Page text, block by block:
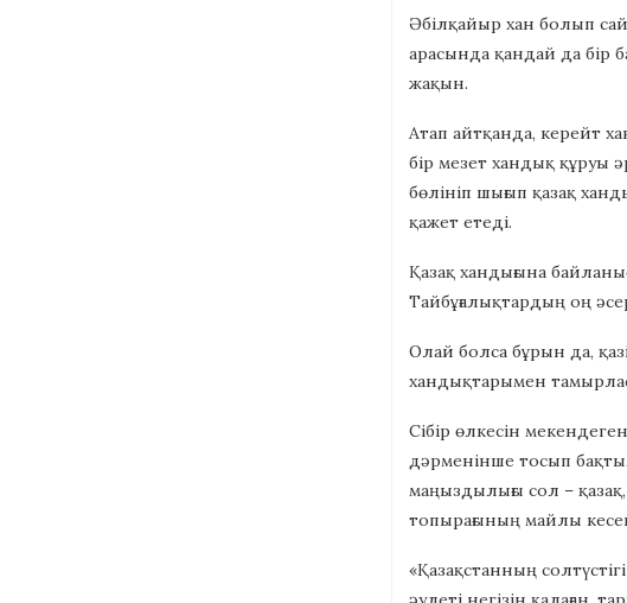
Әбілқайыр хан болып
арасында қандай да бір
жақын.
Атап айтқанда, керейт
бір мезет хандық құруы
бөлініп шығып қазақ
қажет етеді.
Қазақ хандығына
Тайбұғалықтардың оң
Олай болса бұрын да,
хандықтарымен
Сібір өлкесін
дәрменінше тосып бақты.
маңыздылығы сол – қазақ,
топырағының майлы
«Қазақстанның